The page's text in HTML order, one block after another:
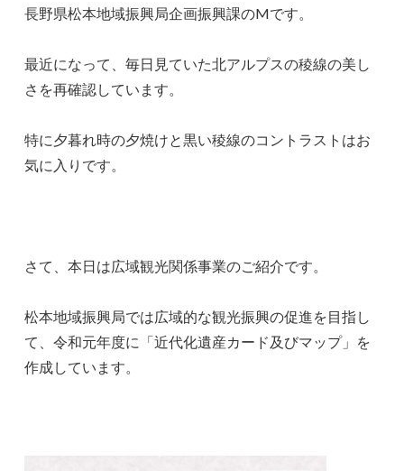
長野県松本地域振興局企画振興課のMです。
最近になって、毎日見ていた北アルプスの稜線の美し
さを再確認しています。
特に夕暮れ時の夕焼けと黒い稜線のコントラストはお
気に入りです。
さて、本日は広域観光関係事業のご紹介です。
松本地域振興局では広域的な観光振興の促進を目指し
て、令和元年度に「近代化遺産カード及びマップ」を
作成しています。